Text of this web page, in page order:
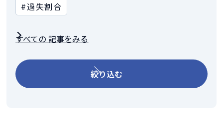
#過失割合
すべての 記事をみる
絞り込む